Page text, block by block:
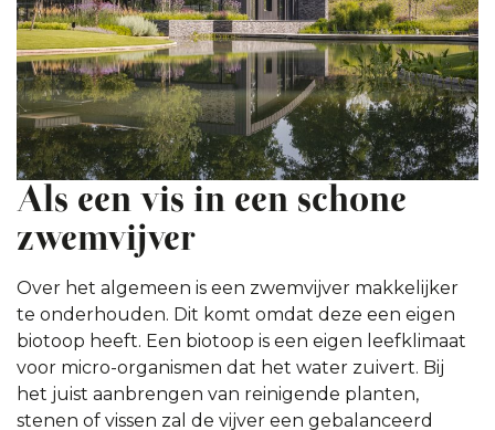
Als een vis in een schone
zwemvijver
Over het algemeen is een zwemvijver makkelijker
te onderhouden. Dit komt omdat deze een eigen
biotoop heeft. Een biotoop is een eigen leefklimaat
voor micro-organismen dat het water zuivert. Bij
het juist aanbrengen van reinigende planten,
stenen of vissen zal de vijver een gebalanceerd